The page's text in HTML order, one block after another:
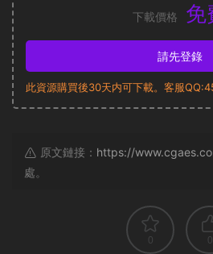
下載價格 免
請先登錄
此資源購買後30天内可下載。客服
原文鏈接： https://
處。
0 0